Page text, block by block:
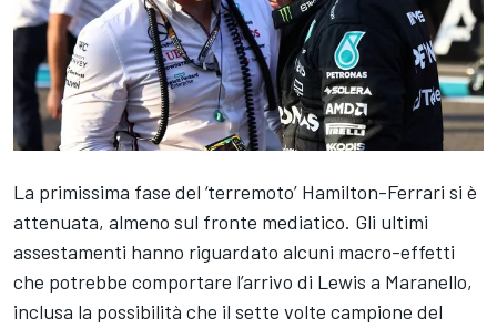
La primissima fase del ‘terremoto’ Hamilton-Ferrari si è
attenuata, almeno sul fronte mediatico. Gli ultimi
assestamenti hanno riguardato alcuni macro-effetti
che potrebbe comportare l’arrivo di Lewis a Maranello,
inclusa la possibilità che il sette volte campione del